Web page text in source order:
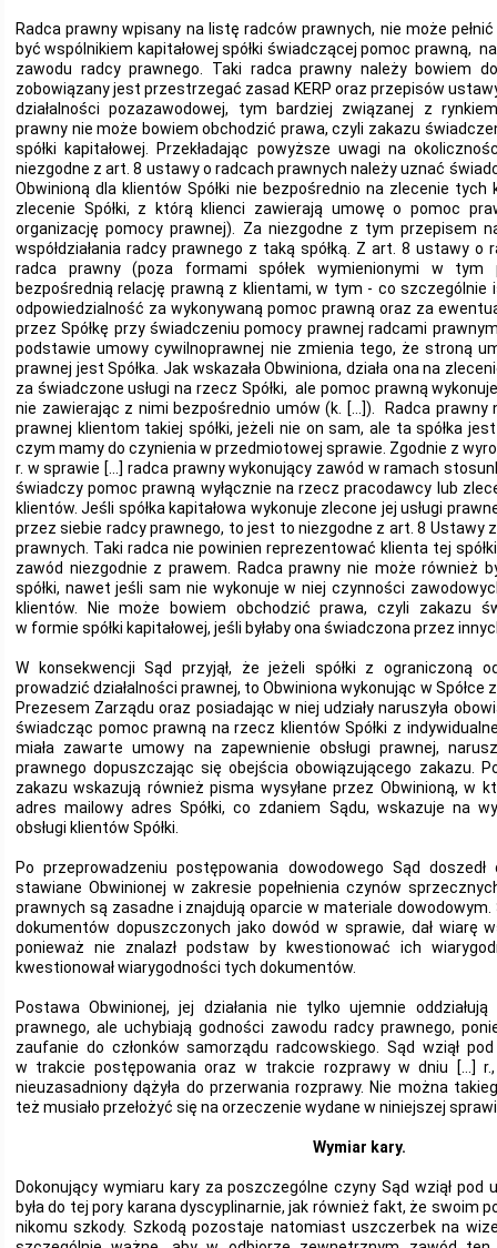
Radca prawny wpisany na listę radców prawnych, nie może
być wspólnikiem kapitałowej spółki świadczącej pomoc prawną,
zawodu radcy prawnego. Taki radca prawny należy bowiem
zobowiązany jest przestrzegać zasad KERP oraz przepisów
działalności pozazawodowej, tym bardziej związanej z
prawny nie może bowiem obchodzić prawa, czyli zakazu
spółki kapitałowej. Przekładając powyższe uwagi na
niezgodne z art. 8 ustawy o radcach prawnych należy uznać
Obwinioną dla klientów Spółki nie bezpośrednio na zlecenie tych
zlecenie Spółki, z którą klienci zawierają umowę o pomoc
organizację pomocy prawnej). Za niezgodne z tym przepisem
współdziałania radcy prawnego z taką spółką. Z art. 8 ustawy o
radca prawny (poza formami spółek wymienionymi w tym
bezpośrednią relację prawną z klientami, w tym - co
odpowiedzialność za wykonywaną pomoc prawną oraz za
przez Spółkę przy świadczeniu pomocy prawnej radcami
podstawie umowy cywilnoprawnej nie zmienia tego, że stroną
prawnej jest Spółka. Jak wskazała Obwiniona, działa ona na
za świadczone usługi na rzecz Spółki, ale pomoc prawną
nie zawierając z nimi bezpośrednio umów (k. […]). Radca
prawnej klientom takiej spółki, jeżeli nie on sam, ale ta spółka
czym mamy do czynienia w przedmiotowej sprawie. Zgodnie z
r. w sprawie […] radca prawny wykonujący zawód w ramach
świadczy pomoc prawną wyłącznie na rzecz pracodawcy lub
klientów. Jeśli spółka kapitałowa wykonuje zlecone jej usługi
przez siebie radcy prawnego, to jest to niezgodne z art. 8 Ustawy
prawnych. Taki radca nie powinien reprezentować klienta tej
zawód niezgodnie z prawem. Radca prawny nie może również
spółki, nawet jeśli sam nie wykonuje w niej czynności
klientów. Nie może bowiem obchodzić prawa, czyli zakazu
w formie spółki kapitałowej, jeśli byłaby ona świadczona przez
W konsekwencji Sąd przyjął, że jeżeli spółki z ograniczoną
prowadzić działalności prawnej, to Obwiniona wykonując w Spółce
Prezesem Zarządu oraz posiadając w niej udziały naruszyła
świadcząc pomoc prawną na rzecz klientów Spółki z
miała zawarte umowy na zapewnienie obsługi prawnej,
prawnego dopuszczając się obejścia obowiązującego zakazu.
zakazu wskazują również pisma wysyłane przez Obwinioną, w
adres mailowy adres Spółki, co zdaniem Sądu, wskazuje na
obsługi klientów Spółki.
Po przeprowadzeniu postępowania dowodowego Sąd
stawiane Obwinionej w zakresie popełnienia czynów
prawnych są zasadne i znajdują oparcie w materiale dowodowym.
dokumentów dopuszczonych jako dowód w sprawie, dał wiarę
ponieważ nie znalazł podstaw by kwestionować ich
kwestionował wiarygodności tych dokumentów.
Postawa Obwinionej, jej działania nie tylko ujemnie
prawnego, ale uchybiają godności zawodu radcy prawnego,
zaufanie do członków samorządu radcowskiego. Sąd wziął
w trakcie postępowania oraz w trakcie rozprawy w dniu […]
nieuzasadniony dążyła do przerwania rozprawy. Nie można
też musiało przełożyć się na orzeczenie wydane w niniejszej
Wymiar kary.
Dokonujący wymiaru kary za poszczególne czyny Sąd wziął pod
była do tej pory karana dyscyplinarnie, jak również fakt, że swoim
nikomu szkody. Szkodą pozostaje natomiast uszczerbek na